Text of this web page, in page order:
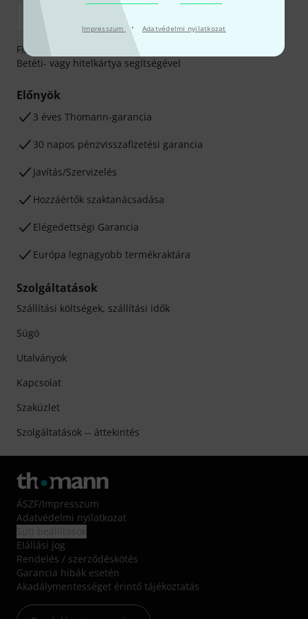
Impresszum · Adatvédelmi nyilatkozat
Fizessen biztonságosan, titkosítással: Banki átutalás vagy
Betéti- vagy hitelkártya segítségével
Előnyök
3 éves Thomann-garancia
30 napos pénzvisszafizetési garancia
Javítás/Szervizelés
Hozzáértők szaktanácsadása
Elégedettségi Garancia
Európa legnagyobb termékraktára
Szolgáltatások
Szállítási költségek, szállítási idők
Súgó
Utalványok
Kapcsolat
Szaküzlet
Szolgáltatások -- áttekintés
ÁSZF/Impresszum
Adatvédelmi nyilatkozat
Elállási jog
Rendelés / szerződéskötés
Garancia hibák esetén
Akadálymentességet érintő tájékoztatás